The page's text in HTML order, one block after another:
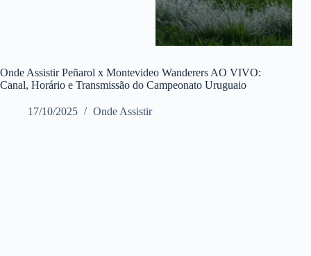
Onde Assistir Peñarol x Montevideo Wanderers AO VIVO:
Canal, Horário e Transmissão do Campeonato Uruguaio
17/10/2025 Onde Assistir